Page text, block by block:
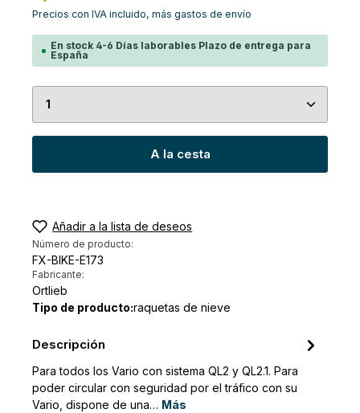
Precios con IVA incluido, más gastos de envío
En stock 4-6 Días laborables Plazo de entrega para
España
Cantidad del producto: introduce la cantidad
A la cesta
Añadir a la lista de deseos
Número de producto:
FX-BIKE-E173
Fabricante:
Ortlieb
Tipo de producto:raquetas de nieve
Descripción
Para todos los Vario con sistema QL2 y QL2.1. Para
poder circular con seguridad por el tráfico con su
Vario, dispone de una… Más